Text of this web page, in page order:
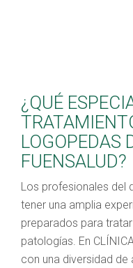
¿QUÉ
LOGOPEDAS
FUENSALUD?
Los profesionales del
tener una amplia
preparados para
patologías. En
con una diversidad de